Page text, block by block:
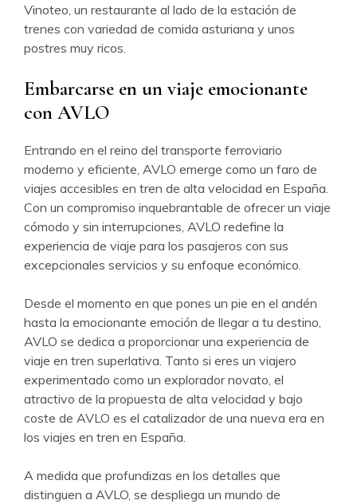
Vinoteo, un restaurante al lado de la estación de
trenes con variedad de comida asturiana y unos
postres muy ricos.
Embarcarse en un viaje emocionante
con AVLO
Entrando en el reino del transporte ferroviario
moderno y eficiente, AVLO emerge como un faro de
viajes accesibles en tren de alta velocidad en España.
Con un compromiso inquebrantable de ofrecer un viaje
cómodo y sin interrupciones, AVLO redefine la
experiencia de viaje para los pasajeros con sus
excepcionales servicios y su enfoque económico.
Desde el momento en que pones un pie en el andén
hasta la emocionante emoción de llegar a tu destino,
AVLO se dedica a proporcionar una experiencia de
viaje en tren superlativa. Tanto si eres un viajero
experimentado como un explorador novato, el
atractivo de la propuesta de alta velocidad y bajo
coste de AVLO es el catalizador de una nueva era en
los viajes en tren en España.
A medida que profundizas en los detalles que
distinguen a AVLO, se despliega un mundo de